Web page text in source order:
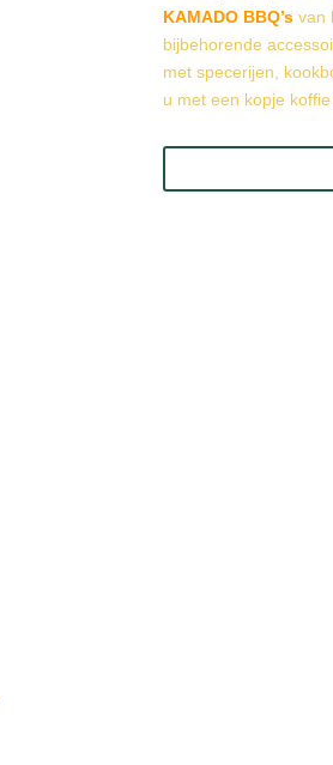
KAMADO BBQ’s van
bijbehorende
met specerijen,
u met een kopje